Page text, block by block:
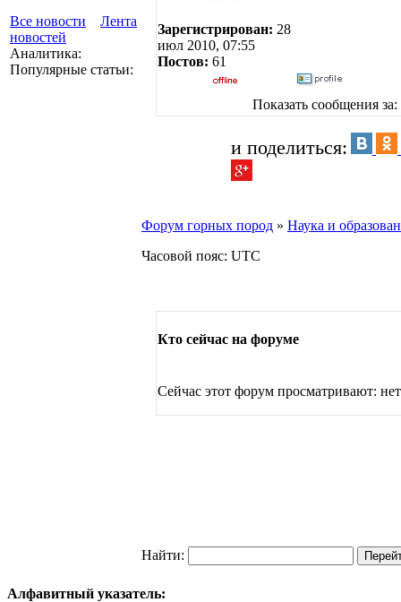
Все новости
Лента
новостей
Аналитика:
Популярные статьи:
Зарегистрирован: 28
июл 2010, 07:55
Постов: 61
Показать сообщения за:
и поделиться:
Форум горных пород » Наука и
Часовой пояс: UTC
Кто сейчас на форуме
Сейчас этот форум просматривают:
Найти:
Алфавитный указатель: